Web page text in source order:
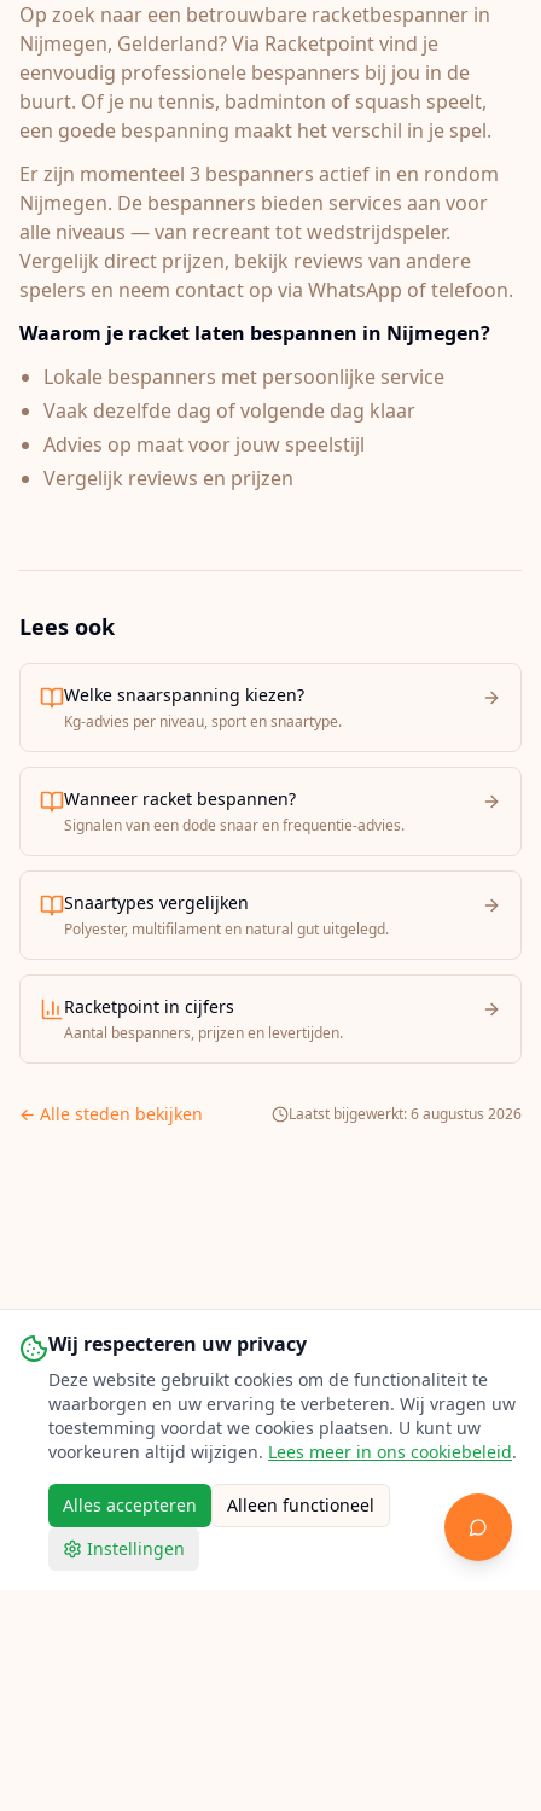
Op zoek naar een betrouwbare racketbespanner in
Nijmegen, Gelderland? Via Racketpoint vind je
eenvoudig professionele bespanners bij jou in de
buurt. Of je nu tennis, badminton of squash speelt,
een goede bespanning maakt het verschil in je spel.
Er zijn momenteel 3 bespanners actief in en rondom
Nijmegen. De bespanners bieden services aan voor
alle niveaus — van recreant tot wedstrijdspeler.
Vergelijk direct prijzen, bekijk reviews van andere
spelers en neem contact op via WhatsApp of telefoon.
Waarom je racket laten bespannen in Nijmegen?
Lokale bespanners met persoonlijke service
Vaak dezelfde dag of volgende dag klaar
Advies op maat voor jouw speelstijl
Vergelijk reviews en prijzen
Lees ook
Welke snaarspanning kiezen?
Kg-advies per niveau, sport en snaartype.
Wanneer racket bespannen?
Signalen van een dode snaar en frequentie-advies.
Snaartypes vergelijken
Polyester, multifilament en natural gut uitgelegd.
Racketpoint in cijfers
Aantal bespanners, prijzen en levertijden.
← Alle steden bekijken Laatst bijgewerkt:6 augustus 2026
Wij respecteren uw privacy
Deze website gebruikt cookies om de functionaliteit te
waarborgen en uw ervaring te verbeteren. Wij vragen uw
toestemming voordat we cookies plaatsen. U kunt uw
voorkeuren altijd wijzigen. Lees meer in ons cookiebeleid.
Alles accepteren
Alleen functioneel
Instellingen